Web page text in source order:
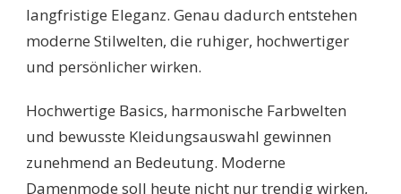
langfristige Eleganz. Genau dadurch entstehen
moderne Stilwelten, die ruhiger, hochwertiger
und persönlicher wirken.
Hochwertige Basics, harmonische Farbwelten
und bewusste Kleidungsauswahl gewinnen
zunehmend an Bedeutung. Moderne
Damenmode soll heute nicht nur trendig wirken,